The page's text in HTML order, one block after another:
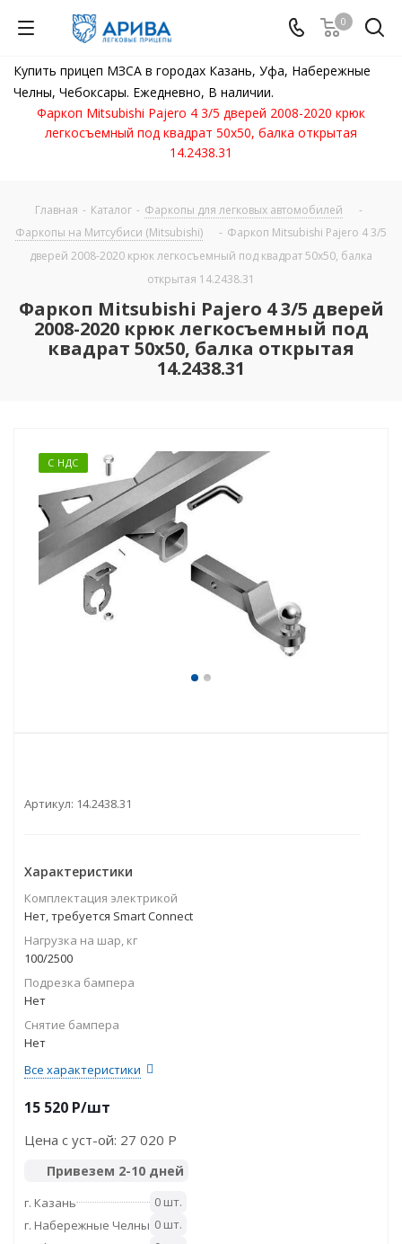
0
Купить прицеп МЗСА в городах Казань, Уфа, Набережные
Челны, Чебоксары. Ежедневно, В наличии.
Фаркоп Mitsubishi Pajero 4 3/5 дверей 2008-2020 крюк
легкосъемный под квадрат 50х50, балка открытая
14.2438.31
Главная - Каталог - Фаркопы для легковых автомобилей
-
Фаркопы на Митсубиси (Mitsubishi)
- Фаркоп Mitsubishi Pajero 4 3/5
дверей 2008-2020 крюк легкосъемный под квадрат 50х50, балка
открытая 14.2438.31
Фаркоп Mitsubishi Pajero 4 3/5 дверей
2008-2020 крюк легкосъемный под
квадрат 50х50, балка открытая
14.2438.31
С НДС
Артикул: 14.2438.31
Характеристики
Комплектация электрикой
Нет, требуется Smart Connect
Нагрузка на шар, кг
100/2500
Подрезка бампера
Нет
Снятие бампера
Нет
Все характеристики
15 520 P/шт
Цена с уст-ой: 27 020 P
Привезем 2-10 дней
г. Казань
0 шт.
г. Набережные Челны 0 шт.